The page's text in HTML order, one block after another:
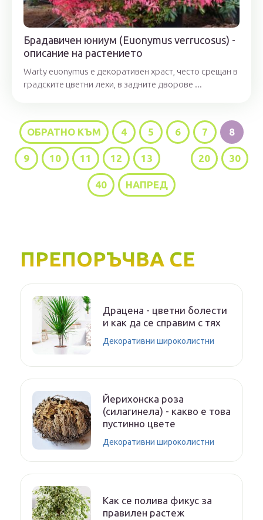
Брадавичен юниум (Euonymus verrucosus) -
описание на растението
Warty euonymus е декоративен храст, често срещан в
градските цветни лехи, в задните дворове ...
ОБРАТНО КЪМ 4 5 6 7 8
9 10 11 12 13 20 30
40 НАПРЕД
ПРЕПОРЪЧВА СЕ
Драцена - цветни болести
и как да се справим с тях
Декоративни широколистни
Йерихонска роза
(силагинела) - какво е това
пустинно цвете
Декоративни широколистни
Как се полива фикус за
правилен растеж